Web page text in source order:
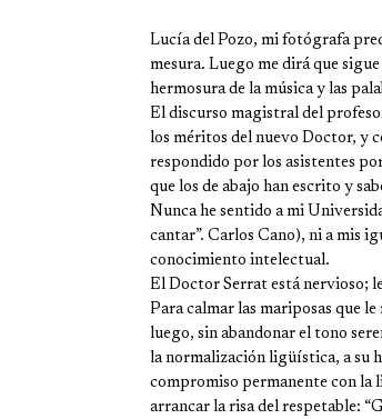
Lucía del Pozo, mi fotógrafa
mesura. Luego me dirá que
hermosura de la música y las
El discurso magistral del
los méritos del nuevo Doctor, y
respondido por los asistentes
que los de abajo han escrito y
Nunca he sentido a mi
cantar”. Carlos Cano), ni a mis
conocimiento intelectual.
El Doctor Serrat está nervioso;
Para calmar las mariposas que
luego, sin abandonar el tono
la normalización ligüística, a su
compromiso permanente con la
arrancar la risa del respetable: